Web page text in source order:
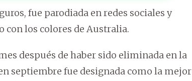
fue parodiada en redes sociales y
con los colores de Australia.
después de haber sido eliminada en la
septiembre fue designada como la mejor